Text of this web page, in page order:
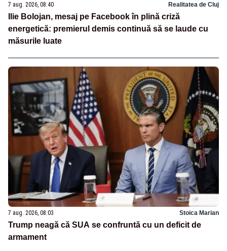
7 aug. 2026, 08:40 Realitatea de Cluj
Ilie Bolojan, mesaj pe Facebook în plină criză
energetică: premierul demis continuă să se laude cu
măsurile luate
7 aug. 2026, 08:03 Stoica Marian
Trump neagă că SUA se confruntă cu un deficit de
armament